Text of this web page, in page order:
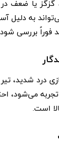
یا ضعف در
به
فوراً بررسی
درد شدید،
می‌شود،
است.